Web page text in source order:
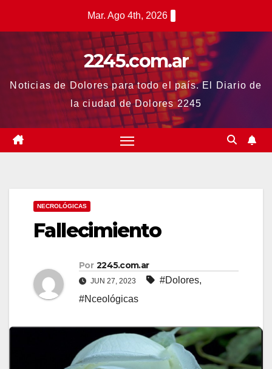
Mar. Ago 4th, 2026
2245.com.ar
Noticias de Dolores para todo el país. El Diario de
la ciudad de Dolores 2245
NECROLÓGICAS
Fallecimiento
Por 2245.com.ar
JUN 27, 2023 #Dolores,
#Nceológicas